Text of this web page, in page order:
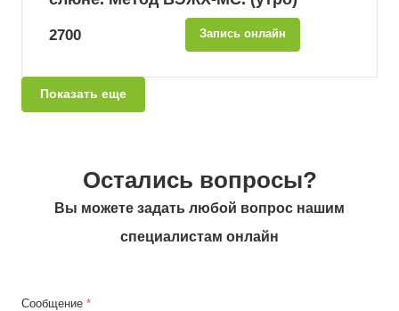
2700 Запись онлайн
Показать еще
Остались вопросы?
Вы можете задать любой вопрос нашим
специалистам онлайн
Сообщение *